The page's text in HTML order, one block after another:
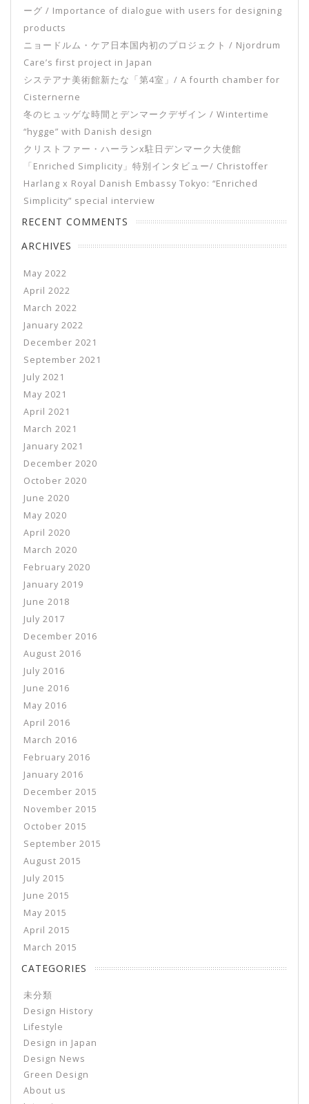
ーグ / Importance of dialogue with users for designing
products
ニョードルム・ケア日本国内初のプロジェクト / Njordrum
Care’s first project in Japan
システアナ美術館新たな「第4室」/ A fourth chamber for
Cisternerne
冬のヒュッゲな時間とデンマークデザイン / Wintertime
“hygge” with Danish design
クリストファー・ハーランx駐日デンマーク大使館
「Enriched Simplicity」特別インタビュー/ Christoffer
Harlang x Royal Danish Embassy Tokyo: “Enriched
Simplicity” special interview
RECENT COMMENTS
ARCHIVES
May 2022
April 2022
March 2022
January 2022
December 2021
September 2021
July 2021
May 2021
April 2021
March 2021
January 2021
December 2020
October 2020
June 2020
May 2020
April 2020
March 2020
February 2020
January 2019
June 2018
July 2017
December 2016
August 2016
July 2016
June 2016
May 2016
April 2016
March 2016
February 2016
January 2016
December 2015
November 2015
October 2015
September 2015
August 2015
July 2015
June 2015
May 2015
April 2015
March 2015
CATEGORIES
未分類
Design History
Lifestyle
Design in Japan
Design News
Green Design
About us